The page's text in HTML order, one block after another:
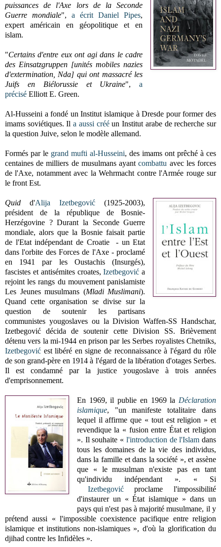
puissances de l'Axe lors de la Seconde
Guerre mondiale",a écrit Daniel Pipes,
expert américain en géopolitique et en
islam.
"Certains d'entre eux ont agi dans le cadre
des Einsatzgruppen [unités mobiles nazies
d'extermination, Nda] qui ont massacré les
Juifs en Biélorussie et Ukraine", a
précisé Elliott E. Green.
Al-Husseini a fondé un Institut islamique à Dresde pour former des
imams soviétiques. Ila aussi crééun Institut arabe de recherche sur
la question Juive, selon le modèle allemand.
Formés par le grand mufti al-Husseini, des imams ont prêché à ces
centaines de milliers de musulmans ayantcombattu avec les forces
de l'Axe, notamment avec la Wehrmacht contre l'Armée rouge sur
le front Est.
Quidd'Alija Izetbegović (1925-2003),
président de la république de Bosnie-
Herzégovine ? Durant la Seconde Guerre
mondiale, alors que la Bosnie faisait partie
de l'Etat indépendant de Croatie - un Etat
dans l'orbite des Forces de l'Axe - proclamé
en 1941 par les Oustachis (Insurgés),
fascistes et antisémites croates,Izetbegović a
rejoint les rangs du mouvement panislamiste
Les Jeunes musulmans (Mladi Muslimani).
Quand cette organisation se divise sur la
question de soutenir les partisans
communistes yougoslaves ou la Division Waffen-SS Handschar,
Izetbegović décida de soutenir cette Division SS. Brièvement
détenu vers la mi-1944 en prison par les Serbes royalistes Chetniks,
Izetbegović est libéré en signe de reconnaissance à l'égard du rôle
de son grand-père en 1914 à l'égard de la libération d'otages Serbes.
Il est condamné par la justice yougoslave à trois années
d'emprisonnement.
En 1969, il publie en 1969 la Déclaration
islamique, "un manifeste totalitaire dans
lequel il affirme que « tout est religion » et
revendique la « fusion entre État et religion
». Il souhaite « l'introduction de l'Islam dans
tous les domaines de la vie des individus,
dans la famille et dans la société », et assène
que « le musulman n'existe pas en tant
qu'individu indépendant ». « Si
Izetbegovićproclame l'impossibilité
d'instaurer un « État islamique » dans un
pays qui n'est pas à majorité musulmane, il y
prétend aussi « l'impossible coexistence pacifique entre religion
islamique et institutions non-islamiques », d'où la glorification du
djihad contre les Infidèles ».